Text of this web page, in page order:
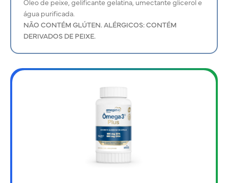
água purificada.
NÃO CONTÉM GLÚTEN. ALÉRGICOS: CONTÉM
DERIVADOS DE PEIXE.